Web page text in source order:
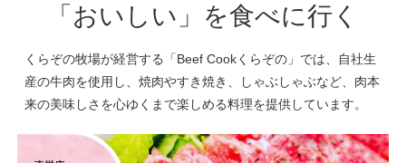
「おいしい」を食べに行く
くらぞの牧場が経営する「Beef Cookくらぞの」では、自社生
産の牛肉を使用し、焼肉やすき焼き、しゃぶしゃぶなど、肉本
来の美味しさを心ゆくまで楽しめる料理を提供しています。